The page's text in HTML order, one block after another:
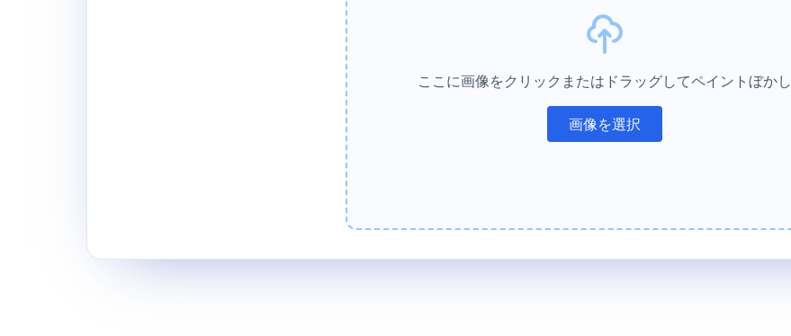
ここに画像をクリックまたはドラッグしてペイントぼかし
画像を選択